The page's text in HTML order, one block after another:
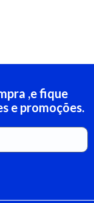
,e fique
e promoções.